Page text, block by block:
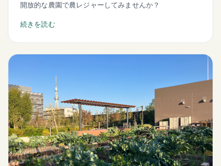
開放的な農園で農レジャーしてみませんか？
続きを読む